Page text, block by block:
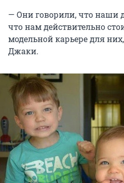
— Они говорили, что наши
что нам действительно
модельной карьере для
Джаки.